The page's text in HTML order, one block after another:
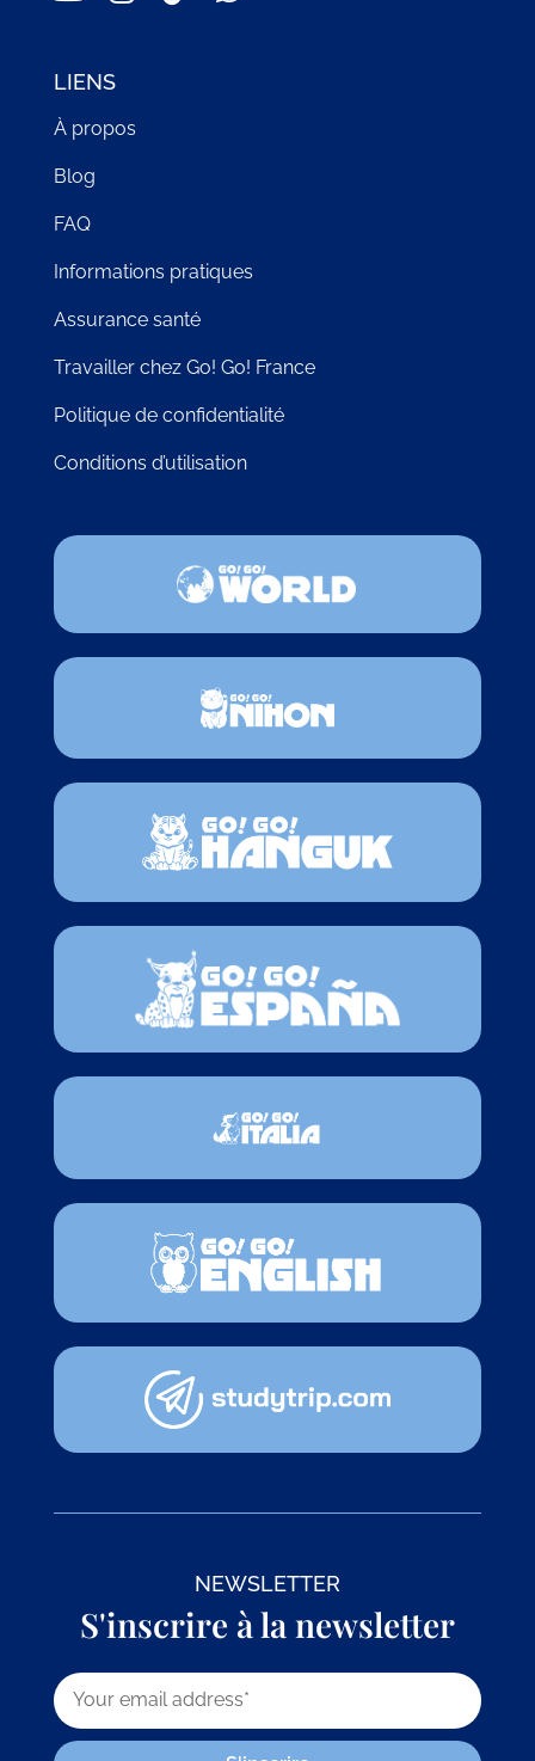
LIENS
À propos
Blog
FAQ
Informations pratiques
Assurance santé
Travailler chez Go! Go! France
Politique de confidentialité
Conditions d’utilisation
NEWSLETTER
S'inscrire à la newsletter